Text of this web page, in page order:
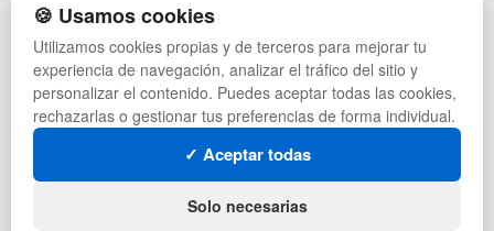
POLÍTICA DE PRIVACIDAD
CONDICIONES DE USO
CAMBIOS Y DEVOLUCIONES
CONTACTO
MAPA WEB
PREGUNTAS FRECUENTES
SÍGUENOS:
MANUTENCIÓN
GESTIÓN DE RESIDUOS
PALETS
CONTENEDORES DE PLÁSTICO
LIQUIDACIÓN Y SOBRANTES
ARTÍCULOS DE NATACIÓN
🍪 Usamos cookies
Utilizamos cookies propias y de terceros para mejorar tu
experiencia de navegación, analizar el tráfico del sitio y
personalizar el contenido. Puedes aceptar todas las cookies,
rechazarlas o gestionar tus preferencias de forma individual.
✓ Aceptar todas
Solo necesarias